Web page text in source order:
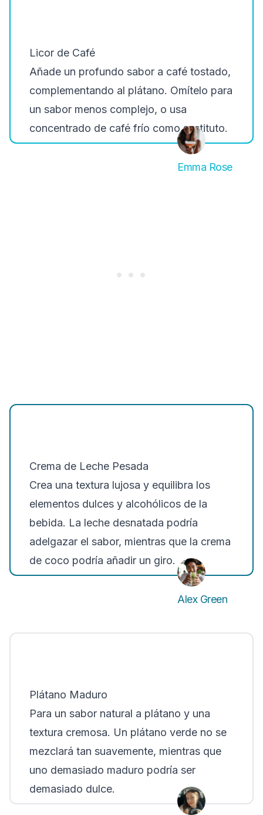
Licor de Café
Añade un profundo sabor a café tostado,
complementando al plátano. Omítelo para
un sabor menos complejo, o usa
concentrado de café frío como sustituto.
Emma Rose
Crema de Leche Pesada
Crea una textura lujosa y equilibra los
elementos dulces y alcohólicos de la
bebida. La leche desnatada podría
adelgazar el sabor, mientras que la crema
de coco podría añadir un giro.
Alex Green
Plátano Maduro
Para un sabor natural a plátano y una
textura cremosa. Un plátano verde no se
mezclará tan suavemente, mientras que
uno demasiado maduro podría ser
demasiado dulce.